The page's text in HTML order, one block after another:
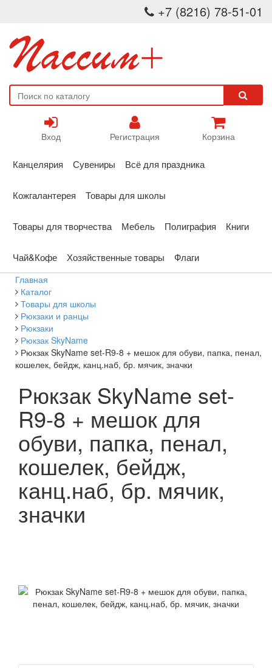
+7 (8216) 78-51-01
Вход Регистрация Корзина
Канцелярия Сувениры Всё для праздника
Кожгалантерея Товары для школы
Товары для творчества Мебель Полиграфия Книги
Чай&Кофе Хозяйственные товары Флаги
Главная
Каталог
Товары для школы
Рюкзаки и ранцы
Рюкзаки
Рюкзак SkyName
Рюкзак SkyName set-R9-8 + мешок для обуви, папка, пенал,
кошелек, бейдж, канц.наб, бр. мячик, значки
Рюкзак SkyName set-
R9-8 + мешок для
обуви, папка, пенал,
кошелек, бейдж,
канц.наб, бр. мячик,
значки